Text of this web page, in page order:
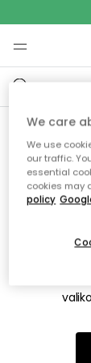
Tämä voi
on
We care
We use
our traffic.
essential
cookies may
policy